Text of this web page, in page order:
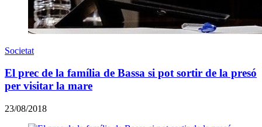
Societat
El prec de la família de Bassa si pot sortir de la presó
per visitar la mare
23/08/2018